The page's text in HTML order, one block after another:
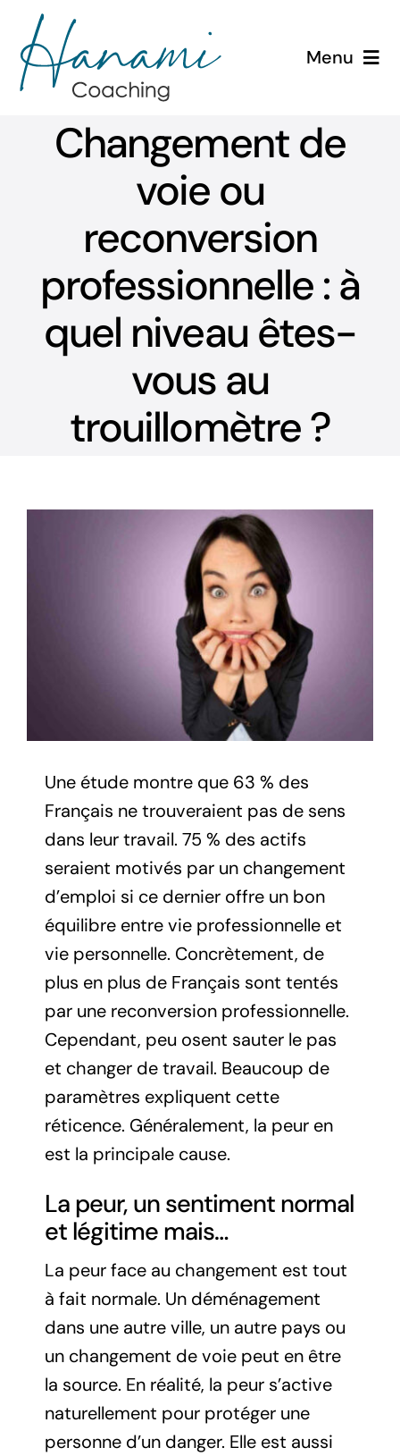
Passer
contenu
Menu
Accueil
Évolution de carrière
Outils
Blog
Contact
Changement de
voie ou
reconversion
professionnelle : à
quel niveau êtes-
vous au
trouillomètre ?
Une étude montre que 63 % des
Français ne trouveraient pas de sens
dans leur travail. 75 % des actifs
seraient motivés par un changement
d’emploi si ce dernier offre un bon
équilibre entre vie professionnelle et
vie personnelle. Concrètement, de
plus en plus de Français sont tentés
par une reconversion professionnelle.
Cependant, peu osent sauter le pas
et changer de travail. Beaucoup de
paramètres expliquent cette
réticence. Généralement, la peur en
est la principale cause.
La peur, un sentiment normal
et légitime mais…
La peur face au changement est tout
à fait normale. Un déménagement
dans une autre ville, un autre pays ou
un changement de voie peut en être
la source. En réalité, la peur s’active
naturellement pour protéger une
personne d’un danger. Elle est aussi